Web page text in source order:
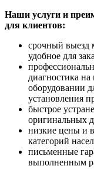
Наши услуги и
для клиентов:
срочный выезд
удобное для
диагностика
оборудовании
установления
быстрое
оригинальных
низкие цены и
категорий
письменные
выполненным